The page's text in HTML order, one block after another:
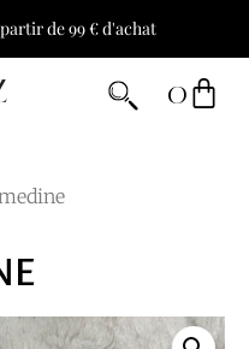
de 99 € d'achat
0